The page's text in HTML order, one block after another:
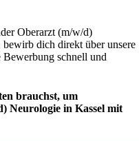
Oberarzt (m/w/d)
dich direkt über unsere
Bewerbung schnell und
brauchst, um
Neurologie in Kassel mit